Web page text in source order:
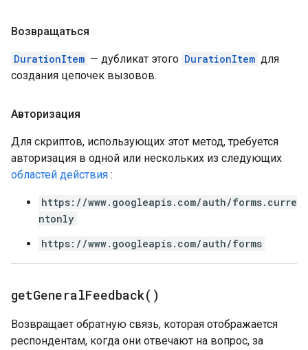
Возвращаться
DurationItem — дубликат этого DurationItem для
создания цепочек вызовов.
Авторизация
Для скриптов, использующих этот метод, требуется
авторизация в одной или нескольких из следующих
областей действия :
https://www.googleapis.com/auth/forms.curre
ntonly
https://www.googleapis.com/auth/forms
getGeneralFeedback( )
Возвращает обратную связь, которая отображается
респондентам, когда они отвечают на вопрос, за